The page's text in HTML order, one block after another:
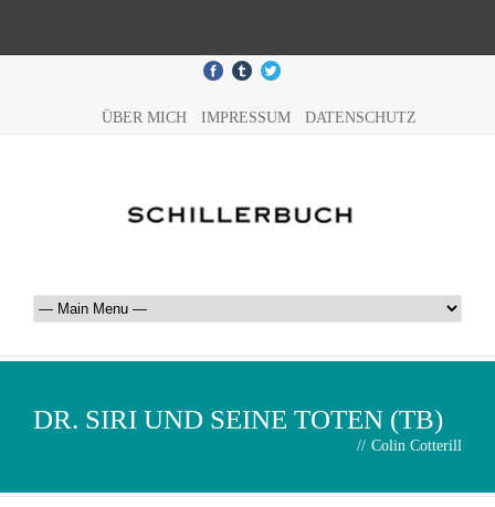
ÜBER MICH IMPRESSUM DATENSCHUTZ
DR. SIRI UND SEINE TOTEN (TB)
// Colin Cotterill